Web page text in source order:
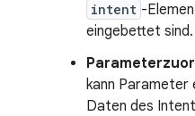
intent -
eingebettet sind.
kann Parameter
Daten des